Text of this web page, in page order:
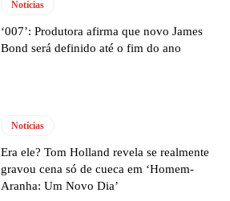
Notícias
‘007’: Produtora afirma que novo James
Bond será definido até o fim do ano
Notícias
Era ele? Tom Holland revela se realmente
gravou cena só de cueca em ‘Homem-
Aranha: Um Novo Dia’